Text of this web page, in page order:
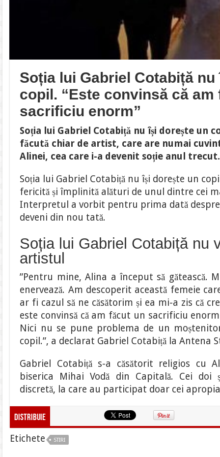
Soția lui Gabriel Cotabiță
copil. “Este convinsă că am
sacrificiu enorm”
Soția lui Gabriel Cotabiță nu își dorește un
făcută chiar de artist, care are numai
Alinei, cea care i-a devenit soție anul trecut.
Soția lui Gabriel Cotabiță nu își dorește un
fericită și împlinită alături de unul dintre cei
Interpretul a vorbit pentru prima dată
deveni din nou tată.
Soția lui Gabriel Cotabiță nu
artistul
”Pentru mine, Alina a început să gătească.
enervează. Am descoperit această femeie
ar fi cazul să ne căsătorim și ea mi-a zis că
este convinsă că am făcut un sacrificiu
Nici nu se pune problema de un
copil.”, a declarat Gabriel Cotabiță la Antena
Gabriel Cotabiță s-a căsătorit religios cu
biserica Mihai Vodă din Capitală. Cei doi
discretă, la care au participat doar cei
Distribuie
Etichete STIRI